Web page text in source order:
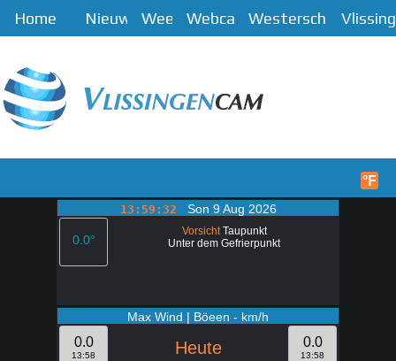
Home Nieuws Weer Webcam Westerschelde
°F
13:59:32 Son 9 Aug 2026
0.0°
VorsichtTaupunkt
Unter dem Gefrierpunkt
Max Wind | Böeen - km/h
0.0
13:58
0.0
13:58
Heute